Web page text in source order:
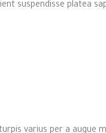
suspendisse platea
varius per a augue